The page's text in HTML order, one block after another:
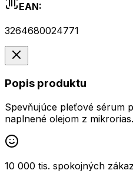
EAN:
3264680024771
Popis produktu
Spevňujúce pleťové sérum
naplnené olejom z mikrorias.
10 000 tis. spokojných